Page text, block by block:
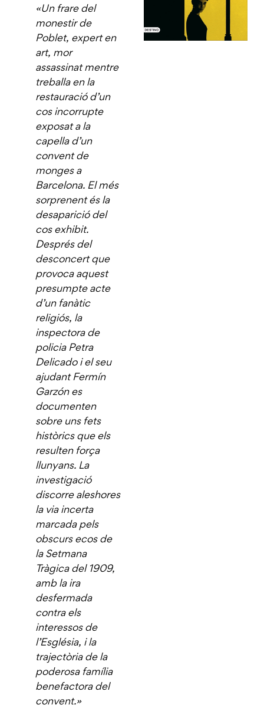
«Un frare del
monestir de
Poblet, expert en
art, mor
assassinat mentre
treballa en la
restauració d’un
cos incorrupte
exposat a la
capella d’un
convent de
monges a
Barcelona. El més
sorprenent és la
desaparició del
cos exhibit.
Després del
desconcert que
provoca aquest
presumpte acte
d’un fanàtic
religiós, la
inspectora de
policia Petra
Delicado i el seu
ajudant Fermín
Garzón es
documenten
sobre uns fets
històrics que els
resulten força
llunyans. La
investigació
discorre aleshores
la via incerta
marcada pels
obscurs ecos de
la Setmana
Tràgica del 1909,
amb la ira
desfermada
contra els
interessos de
l’Església, i la
trajectòria de la
poderosa família
benefactora del
convent.»